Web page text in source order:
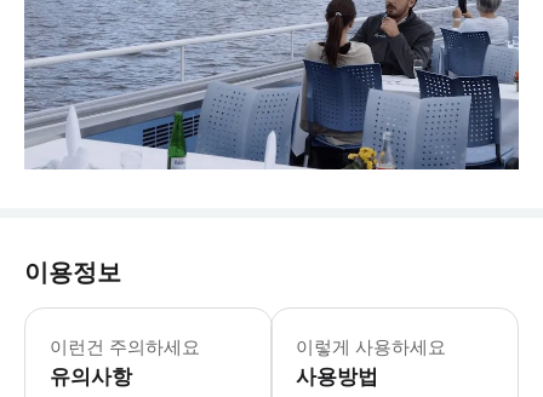
이용정보
이런건 주의하세요
유의사항
이렇게 사용하세요
사용방법